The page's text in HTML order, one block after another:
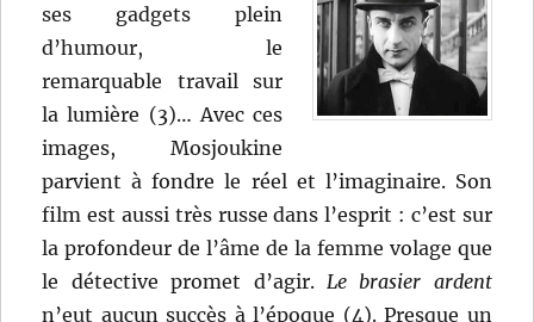
ses gadgets plein
d’humour, le
remarquable travail sur
la lumière (3)… Avec ces
images, Mosjoukine
parvient à fondre le réel et l’imaginaire. Son
film est aussi très russe dans l’esprit : c’est sur
la profondeur de l’âme de la femme volage que
le détective promet d’agir. Le brasier ardent
n’eut aucun succès à l’époque (4). Presque un